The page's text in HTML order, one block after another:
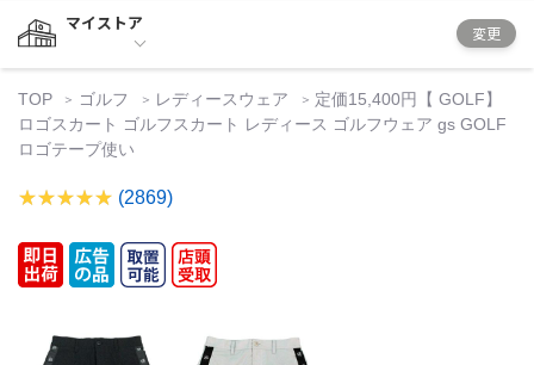
マイストア
変更
TOP ゴルフ レディースウェア
定価15,400円【 GOLF】
ロゴスカート ゴルフスカート レディース ゴルフウェア gs GOLF
ロゴテープ使い
(2869)